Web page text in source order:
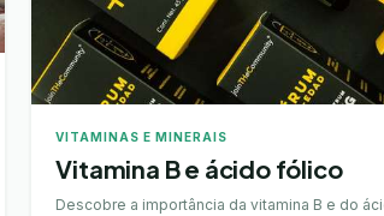
VITAMINAS E MINERAIS
Vitamina B e ácido fólico
Descobre a importância da vitamina B e do